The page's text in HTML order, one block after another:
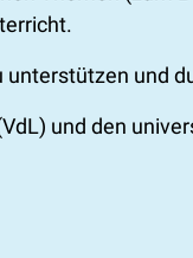
und
und den